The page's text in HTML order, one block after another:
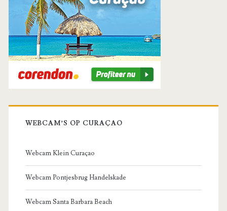
WEBCAM’S OP CURAÇAO
Webcam Klein Curaçao
Webcam Pontjesbrug Handelskade
Webcam Santa Barbara Beach